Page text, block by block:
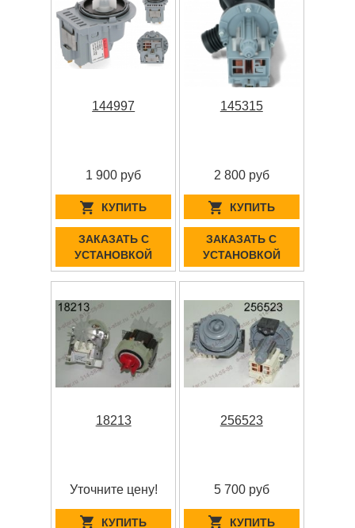
144997
1 900 руб
КУПИТЬ
ЗАКАЗАТЬ С
УСТАНОВКОЙ
145315
2 800 руб
КУПИТЬ
ЗАКАЗАТЬ С
УСТАНОВКОЙ
18213
Уточните цену!
КУПИТЬ
256523
5 700 руб
КУПИТЬ